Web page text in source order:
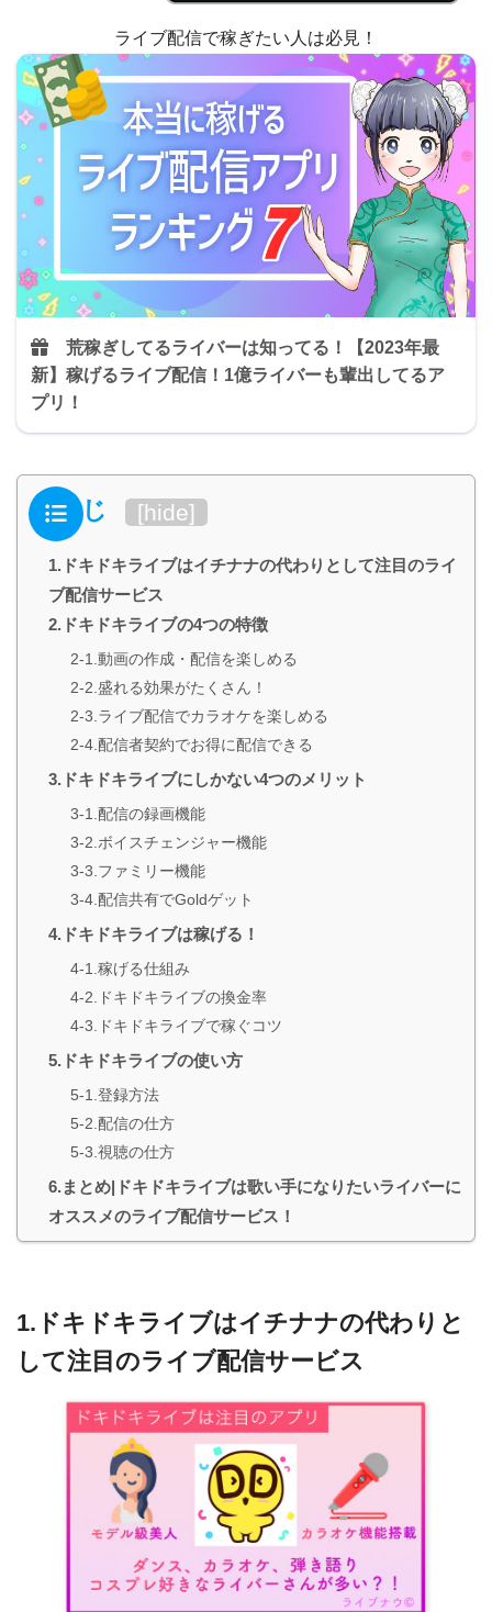
ライブ配信で稼ぎたい人は必見！
荒稼ぎしてるライバーは知ってる！
【2023年最
新】稼げるライブ配信！1億ライバーも輩出してるア
プリ！
もくじ [hide]
1.ドキドキライブはイチナナの代わりとして注目のライ
ブ配信サービス
2.ドキドキライブの4つの特徴
2-1.動画の作成・配信を楽しめる
2-2.盛れる効果がたくさん！
2-3.ライブ配信でカラオケを楽しめる
2-4.配信者契約でお得に配信できる
3.ドキドキライブにしかない4つのメリット
3-1.配信の録画機能
3-2.ボイスチェンジャー機能
3-3.ファミリー機能
3-4.配信共有でGoldゲット
4.ドキドキライブは稼げる！
4-1.稼げる仕組み
4-2.ドキドキライブの換金率
4-3.ドキドキライブで稼ぐコツ
5.ドキドキライブの使い方
5-1.登録方法
5-2.配信の仕方
5-3.視聴の仕方
6.まとめ|ドキドキライブは歌い手になりたいライバーに
オススメのライブ配信サービス！
1.ドキドキライブはイチナナの代わりと
して注目のライブ配信サービス